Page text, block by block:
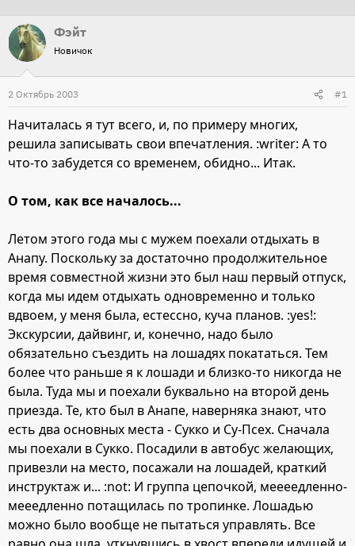
о
р
т
е
ы
а
н
а
ч
л
а
Фэйт
Новичок
2 Октябрь 2003 #1
Начиталась я тут всего, и, по примеру многих,
решила записывать свои впечатления. :writer: А то
что-то забудется со временем, обидно... Итак.
О том, как все началось...
Летом этого года мы с мужем поехали отдыхать в
Анапу. Поскольку за достаточно продолжительное
время совместной жизни это был наш первый отпуск,
когда мы идем отдыхать одновременно и только
вдвоем, у меня была, естессно, куча планов. :yes!:
Экскурсии, дайвинг, и, конечно, надо было
обязательно съездить на лошадях покататься. Тем
более что раньше я к лошади и близко-то никогда не
была. Туда мы и поехали буквально на второй день
приезда. Те, кто был в Анапе, наверняка знают, что
есть два основных места - Сукко и Су-Псех. Сначала
мы поехали в Сукко. Посадили в автобус желающих,
привезли на место, посажали на лошадей, краткий
инструктаж и... :not: И группа цепочкой, меееедленно-
мееедленно потащилась по тропинке. Лошадью
можно было вообще не пытаться управлять. Все